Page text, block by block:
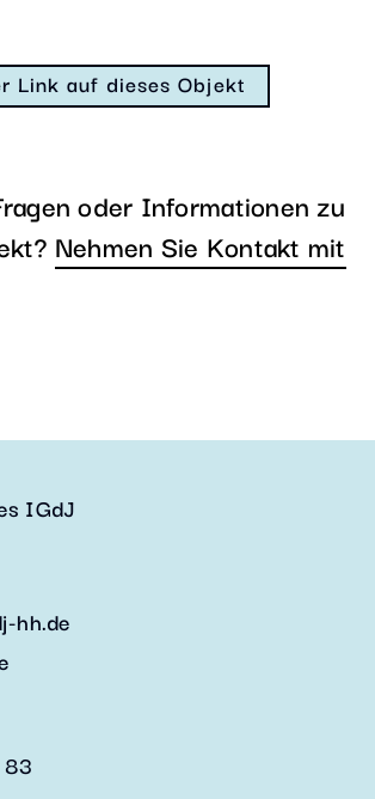
Link auf dieses Objekt
oder Informationen zu
Nehmen Sie Kontakt mit
IGdJ
hh.de
83